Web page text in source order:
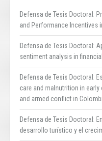
Defensa de Tesis Doctoral:
and Performance Incentives
Defensa de Tesis Doctoral:
sentiment analysis in
Defensa de Tesis Doctoral:
care and malnutrition in
and armed conflict in
Defensa de Tesis Doctoral:
desarrollo turístico y el